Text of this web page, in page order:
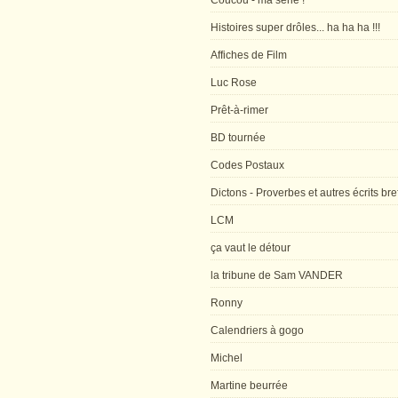
Histoires super drôles... ha ha ha !!!
Affiches de Film
Luc Rose
Prêt-à-rimer
BD tournée
Codes Postaux
Dictons - Proverbes et autres écrits
LCM
ça vaut le détour
la tribune de Sam VANDER
Ronny
Calendriers à gogo
Michel
Martine beurrée